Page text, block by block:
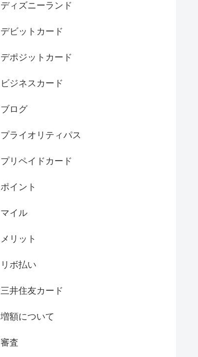
ディズニーランド
デビットカード
デポジットカード
ビジネスカード
ブログ
プライオリティパス
プリペイドカード
ポイント
マイル
メリット
リボ払い
三井住友カード
増額について
審査